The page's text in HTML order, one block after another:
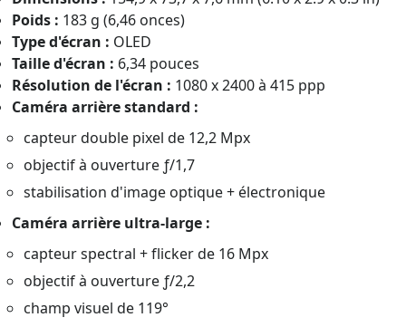
Poids : 183 g (6,46 onces)
Type d'écran : OLED
Taille d'écran : 6,34 pouces
Résolution de l'écran : 1080 x 2400 à 415 ppp
Caméra arrière standard :
capteur double pixel de 12,2 Mpx
objectif à ouverture ƒ/1,7
stabilisation d'image optique + électronique
Caméra arrière ultra-large :
capteur spectral + flicker de 16 Mpx
objectif à ouverture ƒ/2,2
champ visuel de 119°